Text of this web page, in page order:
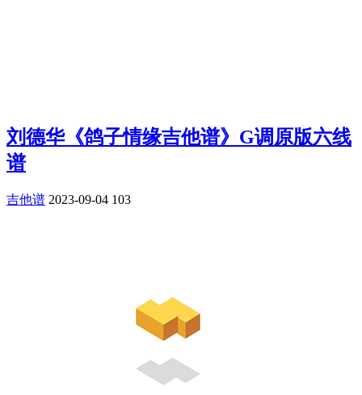
刘德华《鸽子情缘吉他谱》G调原版六线
谱
吉他谱 2023-09-04 103